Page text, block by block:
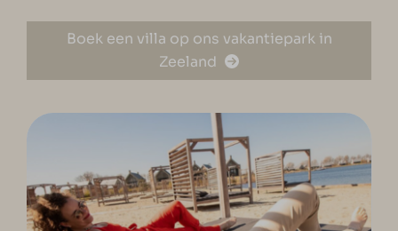
Boek een villa op ons vakantiepark in
Zeeland